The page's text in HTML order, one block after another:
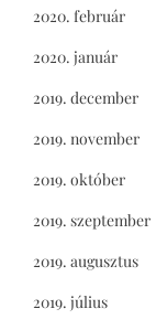
2020. február
2020. január
2019. december
2019. november
2019. október
2019. szeptember
2019. augusztus
2019. július